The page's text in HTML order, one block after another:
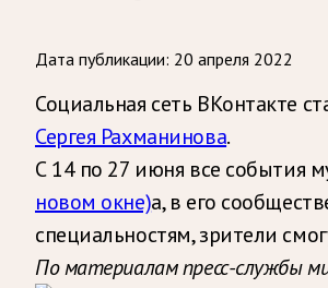
Дата публикации: 20 апреля 2022
Социальная сеть ВКонтакте
Сергея Рахманинова.
С 14 по 27 июня все события
новом окне)а, в его
специальностям, зрители
По материалам пресс-службы